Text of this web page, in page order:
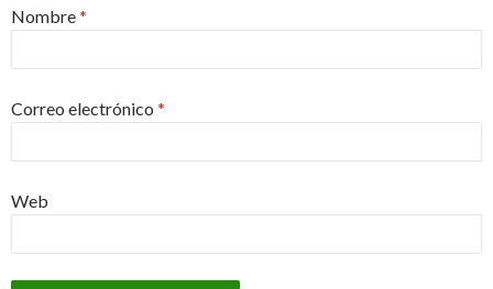
Nombre*
Correo electrónico *
Web